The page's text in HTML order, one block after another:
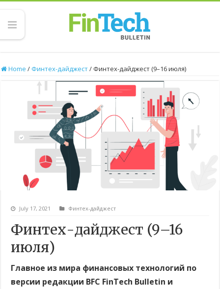
Home / Финтех-дайджест/ Финтех-дайджест (9–16 июля)
July 17, 2021 Финтех-дайджест
Финтех-дайджест (9–16
июля)
Главное из мира финансовых технологий по
версии редакции BFC FinTech Bulletin и